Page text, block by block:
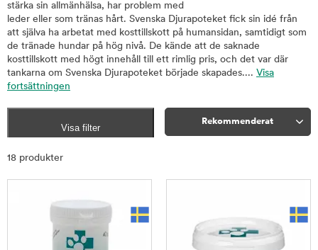
stärka sin allmänhälsa, har problem med
leder eller som tränas hårt. Svenska Djurapoteket fick sin idé från
att själva ha arbetat med kosttillskott på humansidan, samtidigt som
de tränade hundar på hög nivå. De kände att de saknade
kosttillskott med högt innehåll till ett rimlig pris, och det var där
tankarna om Svenska Djurapoteket började skapades.... Visa
fortsättningen
Visa filter
Rekommenderat
18 produkter